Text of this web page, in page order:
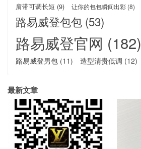
肩带可调长短 (9) 让你的包包瞬间出彩 (8)
路易威登包包 (53)
路易威登官网 (182)
路易威登男包 (11) 造型清贵低调 (12)
最新文章